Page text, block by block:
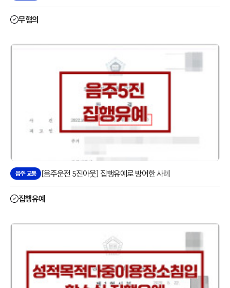
무혐의
음주·교통 [음주운전 5진아웃] 집행유예로 방어한 사례
집행유예